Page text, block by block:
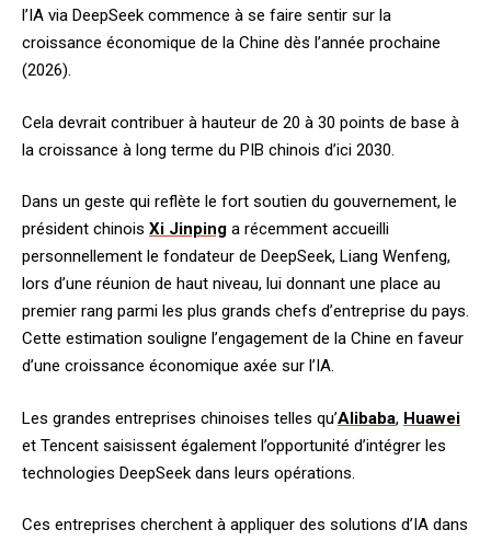
l’IA via DeepSeek commence à se faire sentir sur la
croissance économique de la Chine dès l’année prochaine
(2026).
Cela devrait contribuer à hauteur de 20 à 30 points de base à
la croissance à long terme du PIB chinois d’ici 2030.
Dans un geste qui reflète le fort soutien du gouvernement, le
président chinois Xi Jinping a récemment accueilli
personnellement le fondateur de DeepSeek, Liang Wenfeng,
lors d’une réunion de haut niveau, lui donnant une place au
premier rang parmi les plus grands chefs d’entreprise du pays.
Cette estimation souligne l’engagement de la Chine en faveur
d’une croissance économique axée sur l’IA.
Les grandes entreprises chinoises telles qu’Alibaba, Huawei
et Tencent saisissent également l’opportunité d’intégrer les
technologies DeepSeek dans leurs opérations.
Ces entreprises cherchent à appliquer des solutions d’IA dans